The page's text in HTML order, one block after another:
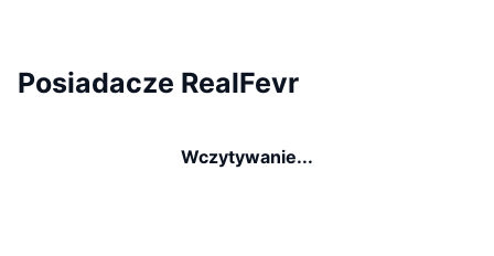
Posiadacze RealFevr
Wczytywanie...